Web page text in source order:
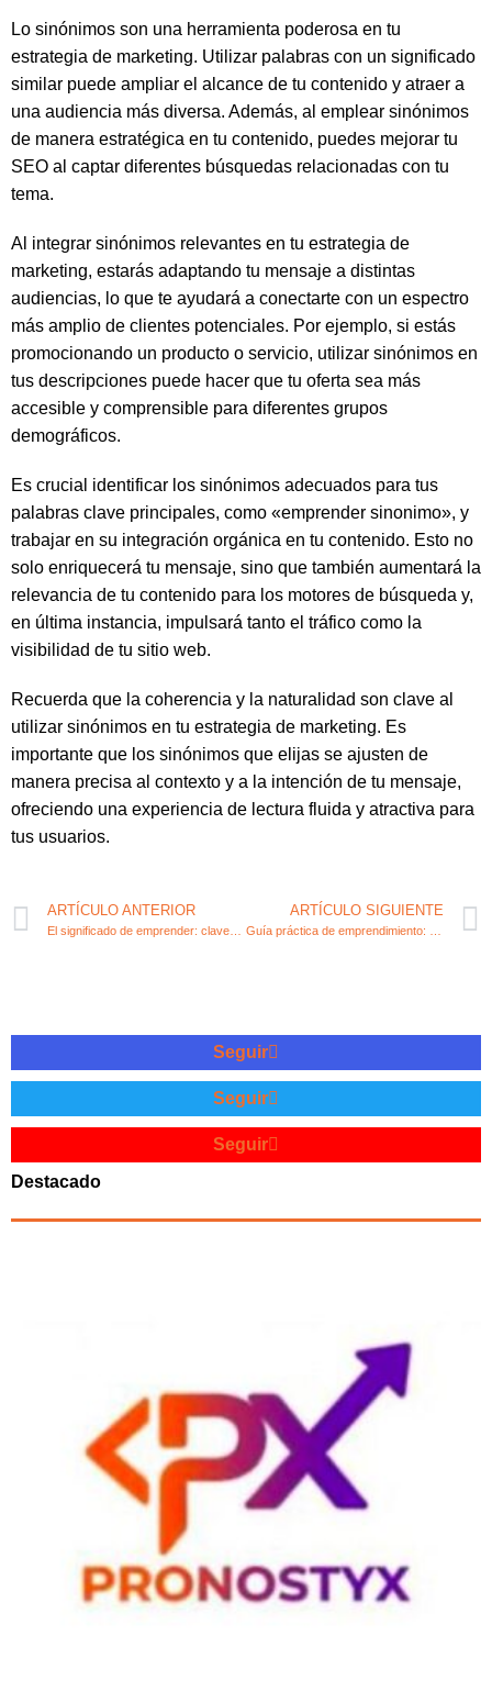
Lo sinónimos son una herramienta poderosa en tu
estrategia de marketing. Utilizar palabras con un significado
similar puede ampliar el alcance de tu contenido y atraer a
una audiencia más diversa. Además, al emplear sinónimos
de manera estratégica en tu contenido, puedes mejorar tu
SEO al captar diferentes búsquedas relacionadas con tu
tema.
Al integrar sinónimos relevantes en tu estrategia de
marketing, estarás adaptando tu mensaje a distintas
audiencias, lo que te ayudará a conectarte con un espectro
más amplio de clientes potenciales. Por ejemplo, si estás
promocionando un producto o servicio, utilizar sinónimos en
tus descripciones puede hacer que tu oferta sea más
accesible y comprensible para diferentes grupos
demográficos.
Es crucial identificar los sinónimos adecuados para tus
palabras clave principales, como «emprender sinonimo», y
trabajar en su integración orgánica en tu contenido. Esto no
solo enriquecerá tu mensaje, sino que también aumentará la
relevancia de tu contenido para los motores de búsqueda y,
en última instancia, impulsará tanto el tráfico como la
visibilidad de tu sitio web.
Recuerda que la coherencia y la naturalidad son clave al
utilizar sinónimos en tu estrategia de marketing. Es
importante que los sinónimos que elijas se ajusten de
manera precisa al contexto y a la intención de tu mensaje,
ofreciendo una experiencia de lectura fluida y atractiva para
tus usuarios.
ARTÍCULO ANTERIOR ARTÍCULO SIGUIENTE
Seguir
Seguir
Seguir
Destacado